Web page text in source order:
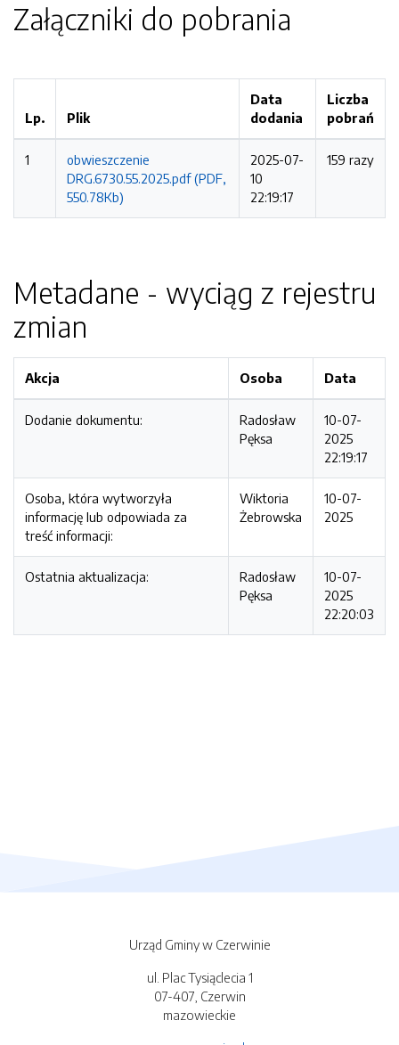
Załączniki do pobrania
Lp. Plik
Data
dodania
Liczba
pobrań
1
obwieszczenie
DRG.6730.55.2025.pdf (PDF,
550.78Kb)
2025-07-
10
22:19:17
159 razy
Metadane - wyciąg z rejestru
zmian
Akcja Osoba Data
Dodanie dokumentu:
Radosław
Pęksa
10-07-
2025
22:19:17
Osoba, która wytworzyła
informację lub odpowiada za
treść informacji:
Wiktoria
Żebrowska
10-07-
2025
Ostatnia aktualizacja:
Radosław
Pęksa
10-07-
2025
22:20:03
Urząd Gminy w Czerwinie
ul. Plac Tysiąclecia 1
07-407, Czerwin
mazowieckie